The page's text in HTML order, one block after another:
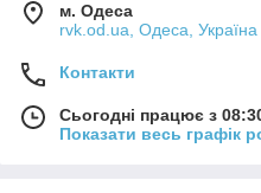
м. Одеса
rvk.od.ua, Одеса, Україна
Контакти
Сьогодні працює з
Показати весь графік